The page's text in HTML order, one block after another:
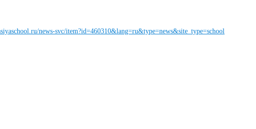
news-svc/item?id=460310&lang=ru&type=news&site_type=school